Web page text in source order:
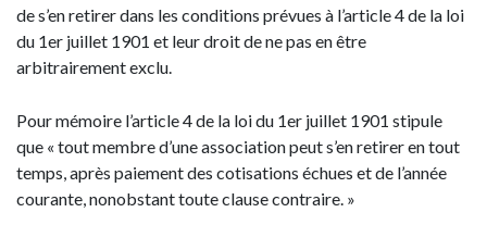
de s’en retirer dans les conditions prévues à l’article 4 de la loi
du 1er juillet 1901 et leur droit de ne pas en être
arbitrairement exclu.
Pour mémoire l’article 4 de la loi du 1er juillet 1901 stipule
que « tout membre d’une association peut s’en retirer en tout
temps, après paiement des cotisations échues et de l’année
courante, nonobstant toute clause contraire. »